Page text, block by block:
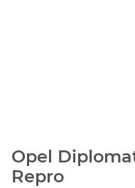
Opel
Repro